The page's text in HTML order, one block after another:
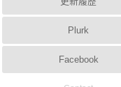
Plurk
Facebook